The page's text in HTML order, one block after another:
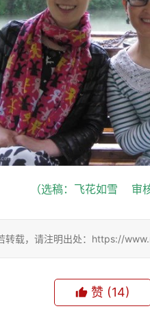
（选稿：飞花如雪    审
转载，请注明出处：https://
赞 (14)